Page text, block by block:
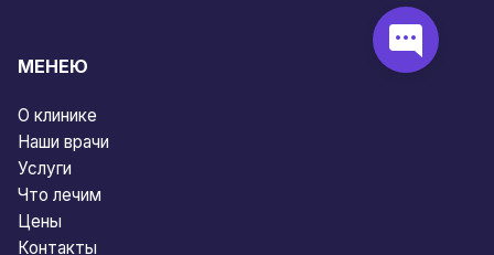
МЕНЕЮ
О клинике
Наши врачи
Услуги
Что лечим
Цены
Контакты